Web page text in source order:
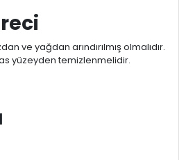
ve yağdan arındırılmış olmalıdır.
yüzeyden temizlenmelidir.